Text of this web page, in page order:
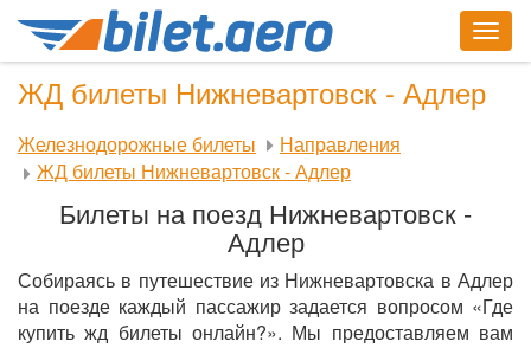
ЖД билеты Нижневартовск - Адлер
Железнодорожные билеты
Направления
ЖД билеты Нижневартовск - Адлер
Билеты на поезд Нижневартовск -
Адлер
Собираясь в путешествие из Нижневартовска в Адлер
на поезде каждый пассажир задается вопросом «Где
купить жд билеты онлайн?». Мы предоставляем вам